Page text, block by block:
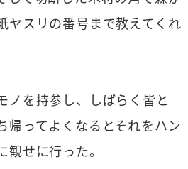
ヤスリの番号まで教えてくれ
ノを持参し、しばらく皆と
帰ってよくなるとそれをハン
観せに行った。